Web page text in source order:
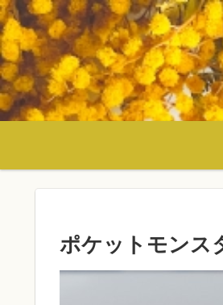
ポケットモンス